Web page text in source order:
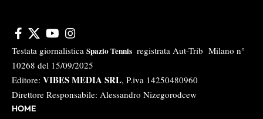
Testata giornalistica Spazio Tennis registrata Aut-Trib Milano n°
10268 del 15/09/2025
Editore: VIBES MEDIA SRL, P.iva 14250480960
Direttore Responsabile: Alessandro Nizegorodcew
HOME